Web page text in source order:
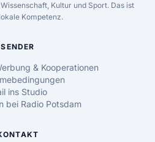
Kultur und Sport. Das ist
Kompetenz.
SENDER
& Kooperationen
ins Studio
bei Radio Potsdam